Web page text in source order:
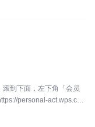
到下面，左下角「会员
personal-act.wps.cn/